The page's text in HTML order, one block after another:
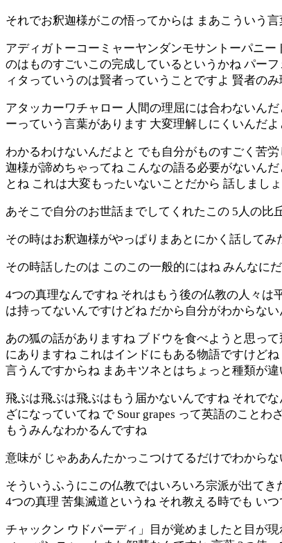
それでお釈迦様がこの悟ってからは まあこういう
アディガトーコーミャーヤンダンモサントーパニ
のはものすごいこの完成しているというかね パー
ィタっていうのは賢者っていうことですよ 賢者の
アタッカーワチャロー 人間の理屈には合わないん
ーっていう言葉があります 大変理解しにくいんだ
わかるわけないんだよと でも自分がものすごく苦
迦様が諦めちゃってね こんなの語る必要がないん
とね これは大変もったいないことだから 話しまし
あそこで自分のお世話までしてくれたこの 5人の比
その時はお釈迦様がやっぱりまあとにかく話して
その時話したのは このこの一般的にはね みんなに
4つの真理なんですね それはもう後の仏教の人々は
は持ってないんですけどね だから自分がわからな
あの狐の話がありますね ブドウを食べようと思っ
にありますね これはインドにもある物語ですけど
言うんですからね まあキツネとはちょっと種類が
飛ぶは飛ぶは飛ぶはもう届かないんですね それで
ざになっていてね で Sour grapes って英語のこと
もうみんなわかるんですね
意味が じゃああんたかっこつけてるだけでわからな
そういうふうにこの仏教ではいろいろ宗派が出て
4つの真理 苦集滅道というね それ教える時でも い
チャックン ウドパーディ」目が覚めましたと目が